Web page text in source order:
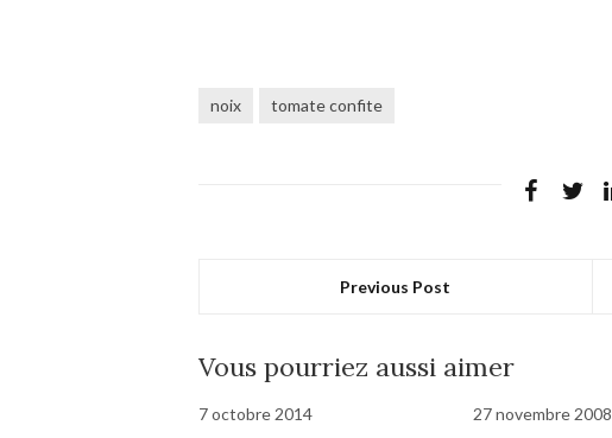
noix tomate confite
Previous Post
Vous pourriez aussi aimer
7 octobre 2014 27 novembre 2008